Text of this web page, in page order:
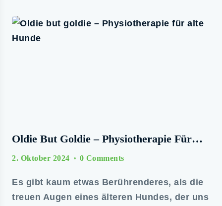
Oldie But Goldie – Physiotherapie Für
Alte Hunde
2. Oktober 2024 0 Comments
Es gibt kaum etwas Berührenderes, als die
treuen Augen eines älteren Hundes, der uns